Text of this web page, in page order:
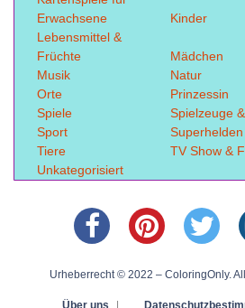
Erwachsene
Kinder
Lebensmittel &
Früchte
Mädchen
Musik
Natur
Orte
Prinzessin
Spiele
Spielzeuge
Sport
Superhelden
Tiere
TV Show &
Unkategorisiert
Urheberrecht © 2022 – ColoringOnly.
Über uns